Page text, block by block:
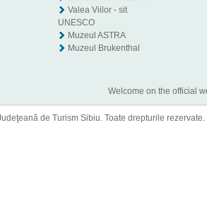
Valea Viilor - sit
UNESCO
Muzeul ASTRA
Muzeul Brukenthal
Welcome on the official
de Turism Sibiu. Toate drepturile rezervate.